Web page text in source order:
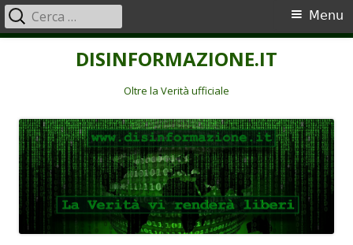
DISINFORMAZIONE.IT
Oltre la Verità ufficiale
Menu
principale
Menu
Ricerca
per: